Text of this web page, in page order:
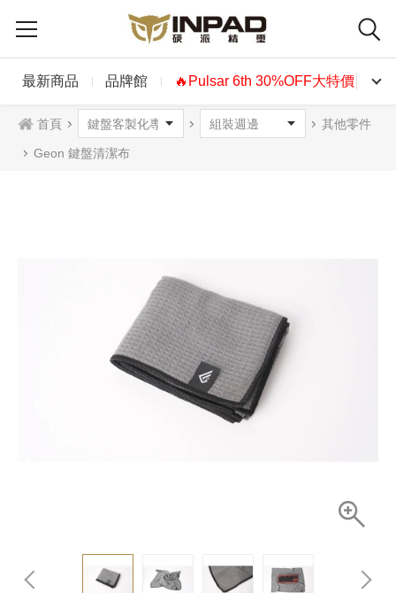
最新商品 品牌館 🔥Pulsar 6th 30%OFF大特價🔥
首頁 其他零件
Geon 鍵盤清潔布